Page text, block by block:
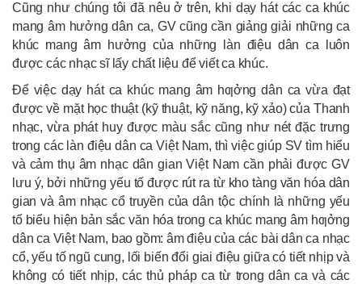
Cũng như chúng tôi đã nêu ở trên, khi dạy hát các ca khúc
mang âm hưởng dân ca, GV cũng cần giảng giải những ca
khúc mang âm hưởng của những làn điệu dân ca luôn
được các nhạc sĩ lấy chất liệu để viết ca khúc.
Để việc dạy hát ca khúc mang âm hƣởng dân ca vừa đạt
được về mặt học thuật (kỹ thuật, kỹ năng, kỹ xảo) của Thanh
nhạc, vừa phát huy được màu sắc cũng như nét đặc trưng
trong các làn điệu dân ca Việt Nam, thì việc giúp SV tìm hiểu
và cảm thụ âm nhạc dân gian Việt Nam cần phải được GV
lưu ý, bởi những yếu tố được rút ra từ kho tàng văn hóa dân
gian và âm nhạc cổ truyền của dân tộc chính là những yếu
tố biểu hiện bản sắc văn hóa trong ca khúc mang âm hƣởng
dân ca Việt Nam, bao gồm: âm điệu của các bài dân ca nhạc
cổ, yếu tố ngũ cung, lối biến đổi giai điệu giữa có tiết nhịp và
không có tiết nhịp, các thủ pháp ca từ trong dân ca và các